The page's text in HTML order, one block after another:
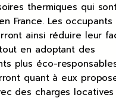
thermiques qui
France. Les occupants
ainsi réduire leur
en adoptant des
plus éco-
quant à eux
des charges locatives